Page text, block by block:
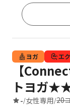
ヨガ エ
【
トヨガ
-/女性専用/20